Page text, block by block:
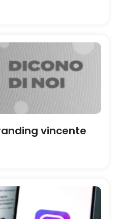
vincente